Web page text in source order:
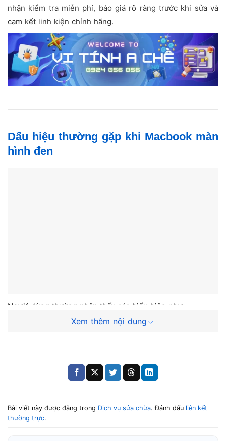
nhận kiểm tra miễn phí, báo giá rõ ràng trước khi sửa và
cam kết linh kiện chính hãng.
Dấu hiệu thường gặp khi Macbook màn
hình đen
Người dùng thường nhận thấy các biểu hiện như:
Máy bật nguồn nhưngMacbook màn hình đen
Có tiếng quạt hoặc đèn bàn phím sáng nhưng
trong bị đen
Xem thêm nội dung
Bài viết này được đăng trong Dịch vụ sửa chữa. Đánh dấu liên kết
thường trực.